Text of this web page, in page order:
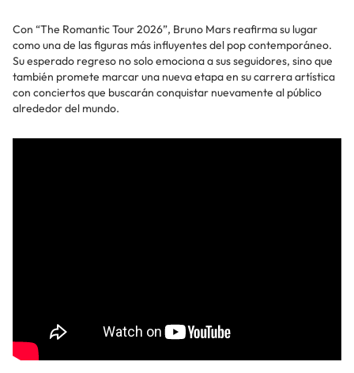
Con “The Romantic Tour 2026”, Bruno Mars reafirma su lugar
como una de las figuras más influyentes del pop contemporáneo.
Su esperado regreso no solo emociona a sus seguidores, sino que
también promete marcar una nueva etapa en su carrera artística
con conciertos que buscarán conquistar nuevamente al público
alrededor del mundo.